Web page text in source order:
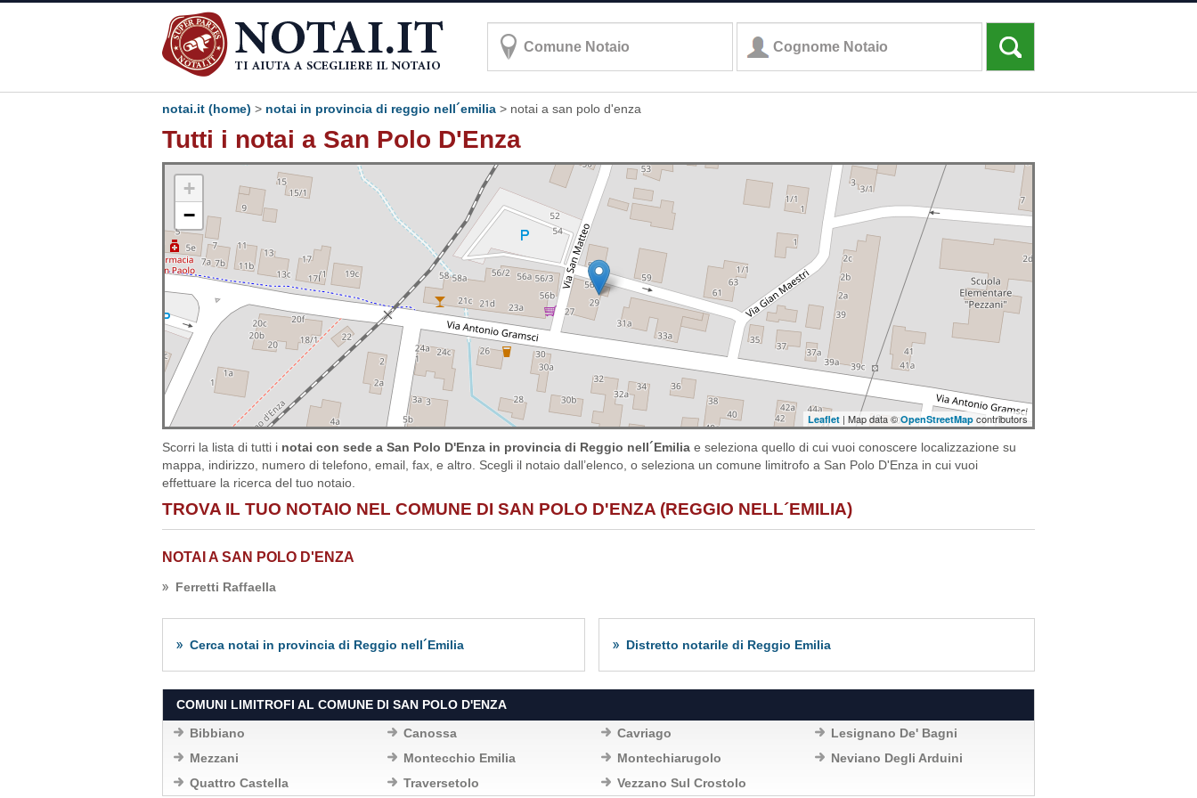
notai.it (home) > notai in provincia di reggio nell´emilia > notai a san polo d'enza
Tutti i notai a San Polo D'Enza
+
−
Leaflet | Map data ©OpenStreetMap contributors
Scorri la lista di tutti i notai con sede a San Polo D'Enza in provincia di Reggio nell´Emilia e seleziona quello di cui vuoi conoscere localizzazione su
mappa, indirizzo, numero di telefono, email, fax, e altro. Scegli il notaio dall’elenco, o seleziona un comune limitrofo a San Polo D'Enza in cui vuoi
effettuare la ricerca del tuo notaio.
TROVA IL TUO NOTAIO NEL COMUNE DI SAN POLO D'ENZA (REGGIO NELL´EMILIA)
NOTAI A SAN POLO D'ENZA
Ferretti Raffaella
Cerca notai in provincia di Reggio nell´Emilia Distretto notarile di Reggio Emilia
COMUNI LIMITROFI AL COMUNE DI SAN POLO D'ENZA
Bibbiano
Canossa Cavriago
Lesignano De' Bagni
Mezzani
Montecchio Emilia Montechiarugolo
Neviano Degli Arduini
Quattro Castella
Traversetolo Vezzano Sul Crostolo